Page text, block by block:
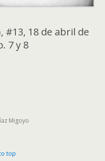
#13, 18 de abril de
7 y 8
Migoyo
top